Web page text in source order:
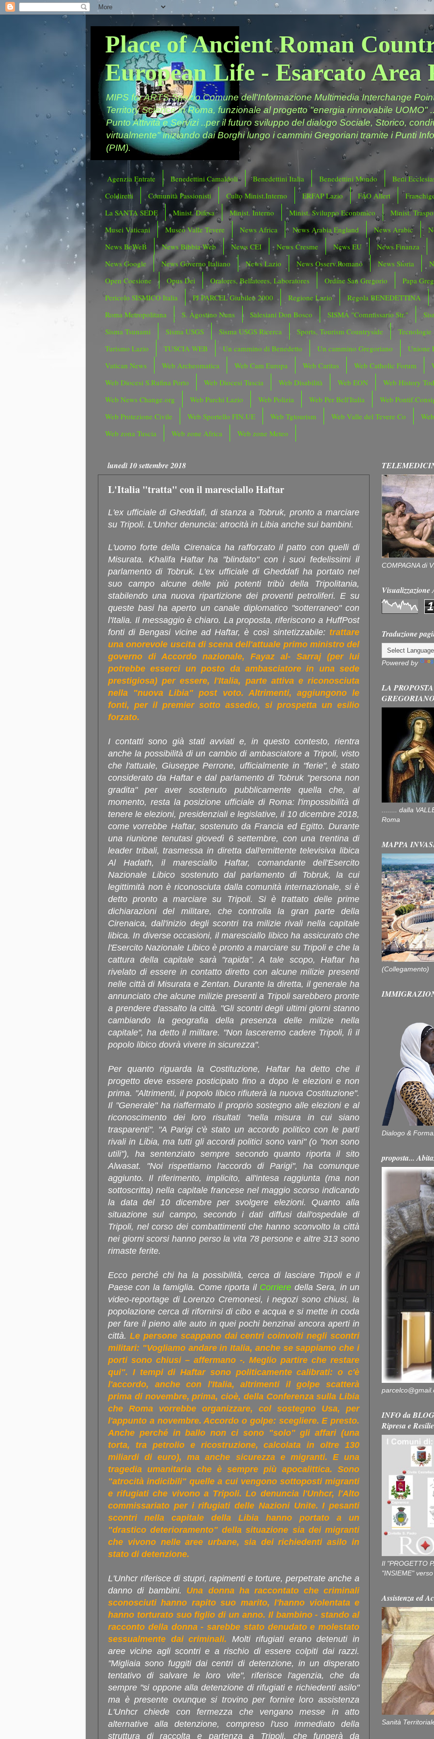
Place of Ancient Roman
European Life - Esarcato Area
MIPS for ARTS Spazio Comune dell'Informazione Multimedia Interchange
Territory Science in Roma, funzionale al progetto "energia rinnovabile UOMO"
Punto Attività e Servizi ..per il futuro sviluppo del dialogo Sociale, Storico,
virtualmente" iniziando dai Borghi lungo i cammini Gregoriani tramite i Punti
(PIM).
Agenzia Entrate Benedettini Camaldoli Benedettini Italia Benedettini Mondo
Beni
Coldiretti
Comunità Passionisti Culto Minist.Interno ERFAP Lazio FAO Allert
La SANTA SEDE
Minist. Difesa Minist. Interno Minist. Sviluppo Economico
Minist.
Musei Vaticani
Museo Valle Tevere News Africa News Arabia England News Arabic
News BeWeB
News Bibbia Web News CEI News Cresme News EU
News Finanza
News Google
News Governo Italiano News Lazio News Osserv.Romano News Storia
Open Coesione
Opus Dei Oratores, Bellatores, Laboratores Ordine San Gregorio
Papa
Pericolo SISMICO Italia
PJ PARCEL Giubileo 2000 Regione Lazio
Regola BENEDETTINA
Roma Metropolitana
S. Agostino Nuns Salesiani Don Bosco SISMA "Commissario Str."
Sisma Tsunami
Sisma USGS Sisma USGS Ricerca Sports, Tourism Countryside
Tecnologie
Turismo Lazio
TUSCIA WEB Un cammino di Benedetto Un cammino Gregoriano
Unione
Vatican News
Web Archeomatica Web Cam Europa Web Caritas Web Catholic Forum
Web Diocesi S.Rufina Porto
Web Diocesi Tuscia Web Disabilità Web EON
Web History
Web News Change.org
Web Parchi Lazio Web Polizia Web Per Bell'Italia
Web
Web Protezione Civile
Web Sportello FIN.UE Web Tgtourism Web Valle del Tevere Co
Web zona Tuscia
Web zone Africa Web zone Meteo
lunedì 10 settembre 2018
L'Italia "tratta" con il maresciallo Haftar
L'ex ufficiale di Gheddafi, di stanza a Tobruk, pronto a marciare
su Tripoli. L'Unhcr denuncia: atrocità in Libia anche sui bambini.
L'uomo forte della Cirenaica ha rafforzato il patto con quelli di
Misurata. Khalifa Haftar ha "blindato" con i suoi fedelissimi il
parlamento di Tobruk. L'ex ufficiale di Gheddafi ha portato nel
suo campo alcune delle più potenti tribù della Tripolitania,
stabilendo una nuova ripartizione dei proventi petroliferi. E su
queste basi ha aperto un canale diplomatico "sotterraneo" con
l'Italia. Il messaggio è chiaro. La proposta, riferiscono a HuffPost
fonti di Bengasi vicine ad Haftar, è così sintetizzabile: trattare
una onorevole uscita di scena dell'attuale primo ministro del
governo di Accordo nazionale, Fayaz al- Sarraj (per lui
potrebbe esserci un posto da ambasciatore in una sede
prestigiosa) per essere, l'Italia, parte attiva e riconosciuta
nella "nuova Libia" post voto. Altrimenti, aggiungono le
fonti, per il premier sotto assedio, si prospetta un esilio
forzato.
I contatti sono già stati avviati e, in questo contesto, rientra
anche la possibilità di un cambio di ambasciatore a Tripoli, visto
che l'attuale, Giuseppe Perrone, ufficialmente in "ferie", è stato
considerato da Haftar e dal parlamento di Tobruk "persona non
gradita" per aver sostenuto pubblicamente quella che, al
momento, resta la posizione ufficiale di Roma: l'impossibilità di
tenere le elezioni, presidenziali e legislative, il 10 dicembre 2018,
come vorrebbe Haftar, sostenuto da Francia ed Egitto. Durante
una riunione tenutasi giovedì 6 settembre, con una trentina di
leader tribali, trasmessa in diretta dall'emittente televisiva libica
Al Hadath, il maresciallo Haftar, comandante dell'Esercito
Nazionale Libico sostenuto dal parlamento di Tobruk, la cui
legittimità non è riconosciuta dalla comunità internazionale, si è
detto pronto a marciare su Tripoli. Si è trattato delle prime
dichiarazioni del militare, che controlla la gran parte della
Cirenaica, dall'inizio degli scontri tra milizie rivali nella capitale
libica. In diverse occasioni, il maresciallo libico ha assicurato che
l'Esercito Nazionale Libico è pronto a marciare su Tripoli e che la
cattura della capitale sarà "rapida". A tale scopo, Haftar ha
rivelato di essere in contatto diretto con alcune milizie presenti
nelle città di Misurata e Zentan. Durante la diretta, il generale ha
annunciato che alcune milizie presenti a Tripoli sarebbero pronte
a prendere d'assalto la città. "Gli scontri degli ultimi giorni stanno
cambiando la geografia della presenza delle milizie nella
capitale", ha detto il militare. "Non lasceremo cadere Tripoli, lì il
popolo libico dovrà vivere in sicurezza".
Per quanto riguarda la Costituzione, Haftar ha detto che il
progetto deve essere posticipato fino a dopo le elezioni e non
prima. "Altrimenti, il popolo libico rifiuterà la nuova Costituzione".
Il "Generale" ha riaffermato il proprio sostegno alle elezioni e al
riconoscimento dei loro risultati "nella misura in cui siano
trasparenti". "A Parigi c'è stato un accordo politico con le parti
rivali in Libia, ma tutti gli accordi politici sono vani" (o "non sono
utili"), ha sentenziato sempre secondo quanto riporta il sito
Alwasat. "Noi rispettiamo l'accordo di Parigi", ha comunque
aggiunto. Il riferimento, implicito, all'intesa raggiunta (ma non
sottoscritta) nella capitale francese nel maggio scorso indicando
la data del 10 dicembre per svolgere elezioni. Quanto alla
situazione sul campo, secondo i dati diffusi dall'ospedale di
Tripoli, nel corso dei combattimenti che hanno sconvolto la città
nei giorni scorsi hanno perso la vita 78 persone e altre 313 sono
rimaste ferite.
Ecco perché chi ha la possibilità, cerca di lasciare Tripoli e il
Paese con la famiglia. Come riporta il Corriere della Sera, in un
video-reportage di Lorenzo Cremonesi, i negozi sono chiusi, la
popolazione cerca di rifornirsi di cibo e acqua e si mette in coda
per fare il pieno alle auto in quei pochi benzinai ancora aperti in
città. Le persone scappano dai centri coinvolti negli scontri
militari: "Vogliamo andare in Italia, anche se sappiamo che i
porti sono chiusi – affermano -. Meglio partire che restare
qui". I tempi di Haftar sono politicamente calibrati: o c'è
l'accordo, anche con l'Italia, altrimenti il golpe scatterà
prima di novembre, prima, cioè, della Conferenza sulla Libia
che Roma vorrebbe organizzare, col sostegno Usa, per
l'appunto a novembre. Accordo o golpe: scegliere. E presto.
Anche perché in ballo non ci sono "solo" gli affari (una
torta, tra petrolio e ricostruzione, calcolata in oltre 130
miliardi di euro), ma anche sicurezza e migranti. E una
tragedia umanitaria che è sempre più apocalittica. Sono
"atrocità indicibili" quelle a cui vengono sottoposti migranti
e rifugiati che vivono a Tripoli. Lo denuncia l'Unhcr, l'Alto
commissariato per i rifugiati delle Nazioni Unite. I pesanti
scontri nella capitale della Libia hanno portato a un
"drastico deterioramento" della situazione sia dei migranti
che vivono nelle aree urbane, sia dei richiedenti asilo in
stato di detenzione.
L'Unhcr riferisce di stupri, rapimenti e torture, perpetrate anche a
danno di bambini. Una donna ha raccontato che criminali
sconosciuti hanno rapito suo marito, l'hanno violentata e
hanno torturato suo figlio di un anno. Il bambino - stando al
racconto della donna - sarebbe stato denudato e molestato
sessualmente dai criminali.Molti rifugiati erano detenuti in
aree vicine agli scontri e a rischio di essere colpiti dai razzi.
"Migliaia sono fuggiti dai centri di detenzione, in un disperato
tentativo di salvare le loro vite", riferisce l'agenzia, che da
sempre "si oppone alla detenzione di rifugiati e richiedenti asilo"
ma è presente ovunque si trovino per fornire loro assistenza
L'Unhcr chiede con fermezza che vengano messe in atto
alternative alla detenzione, compreso l'uso immediato della
struttura di raccolta e partenza a Tripoli, che fungerà da
COMPAGNA di
1
Traduzione
Powered by
LA
........ dalla
Roma
MAPPA
(Collegamento)
Dialogo &
proposta...
INFO da
Ripresa e
Il "PROGETTO
"INSIEME"
Assistenza ed
Sanità